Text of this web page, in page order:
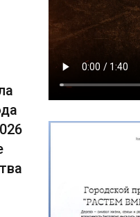
Кызыла от
согласия на
на
начальника